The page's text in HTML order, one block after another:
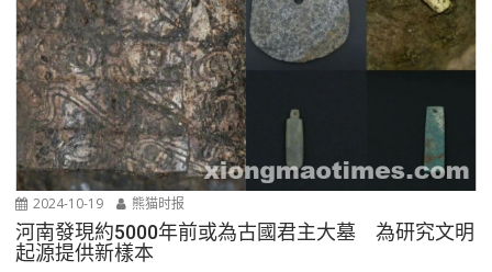
2024-10-19 熊猫时报
河南發現約5000年前或為古國君主大墓 為研究文明
起源提供新樣本